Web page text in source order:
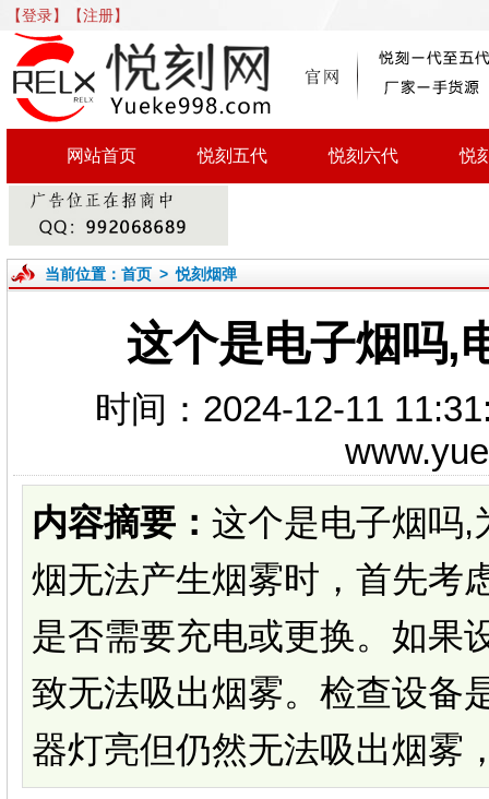
【登录】 【注册】
网站首页 悦刻五代 悦刻六代 悦
当前位置： 首页>悦刻烟弹
这个是电子烟吗,
时间：2024-12-11
内容摘要： 这个是电子烟吗,
烟无法产生烟雾时，首先考
是否需要充电或更换。如果
致无法吸出烟雾。检查设备
器灯亮但仍然无法吸出烟雾